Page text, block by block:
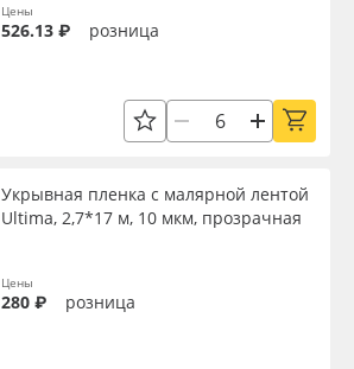
Цены
526.13 ₽ розница
Укрывная пленка с малярной лентой
Ultima, 2,7*17 м, 10 мкм, прозрачная
Цены
280 ₽ розница